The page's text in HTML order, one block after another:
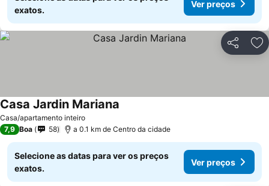
exatos.
Ver preços
Partilhar
Casa/apartamento inteiro
Casa Jardin Mariana
7,9 Boa 58 a 0.1 km de Centro da cidade
Selecione as datas para ver os preços
exatos.
Ver preços